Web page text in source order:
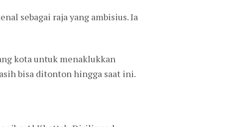
sebagai raja yang ambisius. Ia
kota untuk menaklukkan
bisa ditonton hingga saat ini.